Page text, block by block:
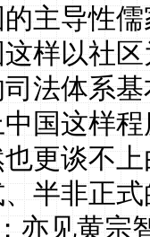
的主导性
样以社
司法体系
国这样程
更谈不
半非正式
亦见黄宗